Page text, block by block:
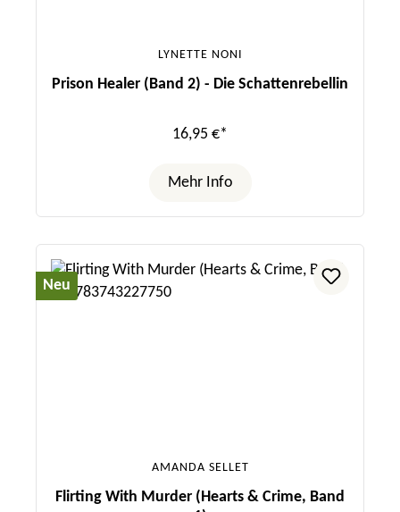
LYNETTE NONI
Prison Healer (Band 2) - Die Schattenrebellin
16,95 €*
Mehr Info
Neu
AMANDA SELLET
Flirting With Murder (Hearts & Crime, Band